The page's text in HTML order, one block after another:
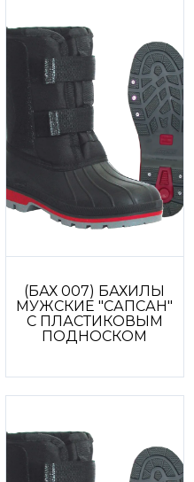
(БАХ 007) БАХИЛЫ
МУЖСКИЕ "САПСАН"
С ПЛАСТИКОВЫМ
ПОДНОСКОМ